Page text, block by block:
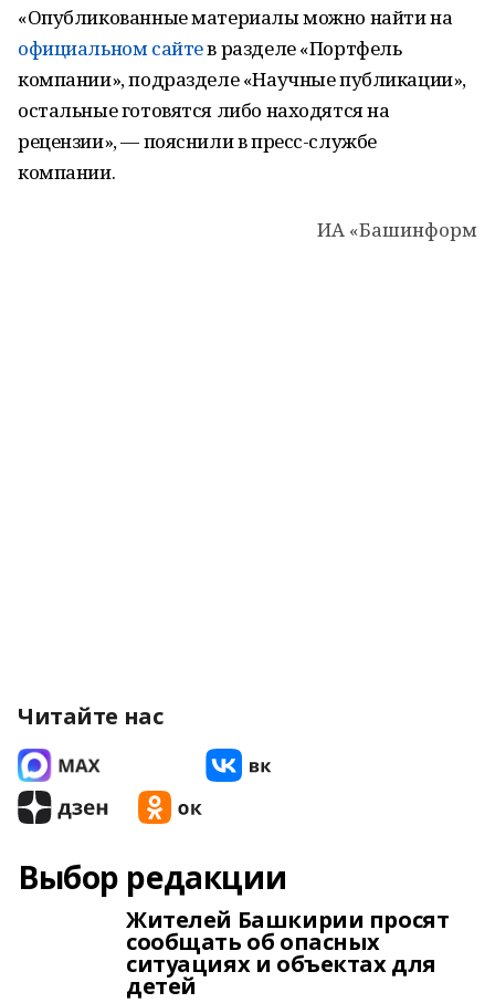
«Опубликованные материалы можно найти на
официальном сайтев разделе «Портфель
компании», подразделе «Научные публикации»,
остальные готовятся либо находятся на
рецензии», — пояснили в пресс-службе
компании.
ИА «Башинформ
Читайте нас
Выбор редакции
Жителей Башкирии просят
сообщать об опасных
ситуациях и объектах для
детей